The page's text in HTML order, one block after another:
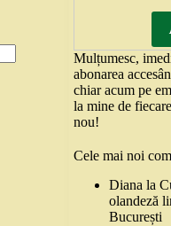
Mulțumesc,
abonarea
chiar acum pe
la mine de
nou!
Cele mai noi
Diana la
olandeză
București